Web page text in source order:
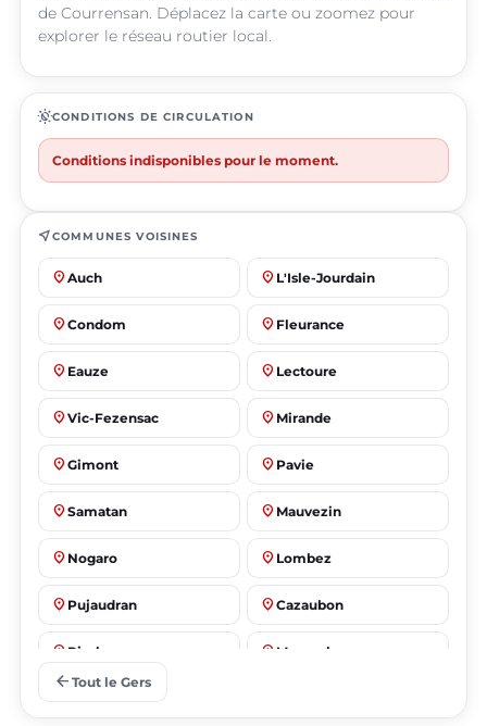
de Courrensan. Déplacez la carte ou zoomez pour
explorer le réseau routier local.
routineCONDITIONS DE CIRCULATION
Conditions indisponibles pour le moment.
near_meCOMMUNES VOISINES
place Auch place L'Isle-Jourdain
place Condom place Fleurance
place Eauze place Lectoure
place Vic-Fezensac place Mirande
place Gimont place Pavie
place Samatan place Mauvezin
place Nogaro place Lombez
place Pujaudran place Cazaubon
place Riscle place Masseube
arrow_back Tout le Gers